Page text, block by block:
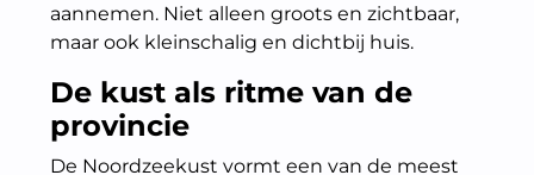
aannemen. Niet alleen groots en zichtbaar,
maar ook kleinschalig en dichtbij huis.
De kust als ritme van de
provincie
De Noordzeekust vormt een van de meest